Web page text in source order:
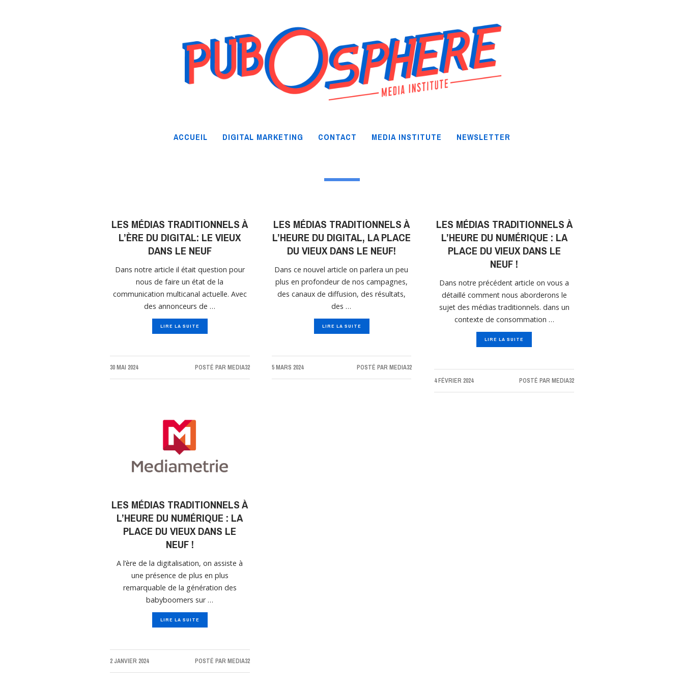
ACCUEIL DIGITAL MARKETING CONTACT MEDIA INSTITUTE NEWSLETTER
LES MÉDIAS TRADITIONNELS À
L’ÈRE DU DIGITAL: LE VIEUX
DANS LE NEUF
Dans notre article il était question pour
nous de faire un état de la
communication multicanal actuelle. Avec
des annonceurs de …
LIRE LA SUITE
30 MAI 2024 POSTÉ PAR MEDIA32
LES MÉDIAS TRADITIONNELS À
L’HEURE DU DIGITAL, LA PLACE
DU VIEUX DANS LE NEUF!
Dans ce nouvel article on parlera un peu
plus en profondeur de nos campagnes,
des canaux de diffusion, des résultats,
des …
LIRE LA SUITE
5 MARS 2024 POSTÉ PAR MEDIA32
LES MÉDIAS TRADITIONNELS À
L’HEURE DU NUMÉRIQUE : LA
PLACE DU VIEUX DANS LE
NEUF !
Dans notre précédent article on vous a
détaillé comment nous aborderons le
sujet des médias traditionnels. dans un
contexte de consommation …
LIRE LA SUITE
4 FÉVRIER 2024 POSTÉ PAR MEDIA32
LES MÉDIAS TRADITIONNELS À
L’HEURE DU NUMÉRIQUE : LA
PLACE DU VIEUX DANS LE
NEUF !
A l’ère de la digitalisation, on assiste à
une présence de plus en plus
remarquable de la génération des
babyboomers sur …
LIRE LA SUITE
2 JANVIER 2024 POSTÉ PAR MEDIA32